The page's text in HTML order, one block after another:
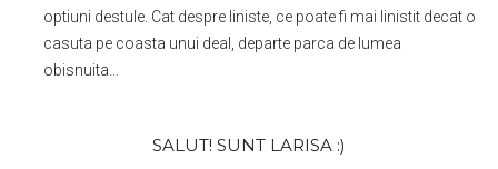
optiuni destule. Cat despre liniste, ce poate fi mai linistit decat o
casuta pe coasta unui deal, departe parca de lumea
obisnuita…
SALUT! SUNT LARISA :)